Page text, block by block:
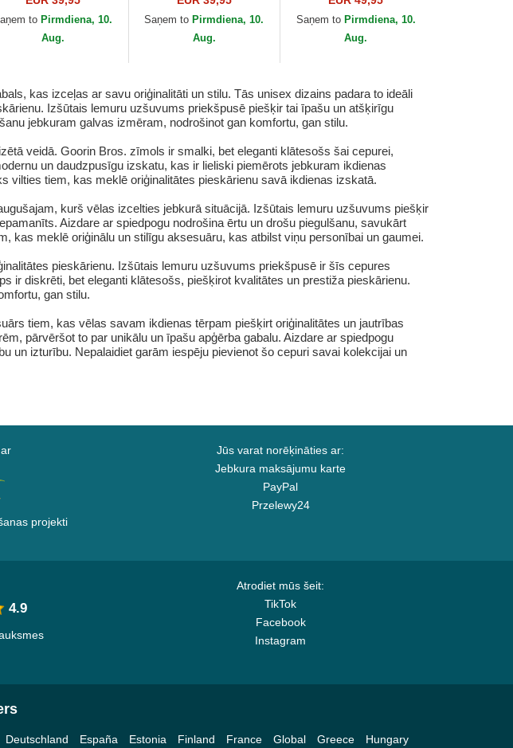
Bros.
to Pirmdiena, 10.
Aug.
Goorin Bros.
Saņem to Pirmdiena, 10.
Aug.
no Goorin Bros.
Saņem to Pirmdiena, 10.
Aug.
kas izceļas ar savu oriģinalitāti un stilu. Tās unisex dizains padara to ideāli
Izšūtais lemuru uzšuvums priekšpusē piešķir tai īpašu un atšķirīgu
jebkuram galvas izmēram, nodrošinot gan komfortu, gan stilu.
veidā. Goorin Bros. zīmols ir smalki, bet eleganti klātesošs šai cepurei,
un daudzpusīgu izskatu, kas ir lieliski piemērots jebkuram ikdienas
vilties tiem, kas meklē oriģinalitātes pieskārienu savā ikdienas izskatā.
kurš vēlas izcelties jebkurā situācijā. Izšūtais lemuru uzšuvums piešķir
Aizdare ar spiedpogu nodrošina ērtu un drošu piegulšanu, savukārt
kas meklē oriģinālu un stilīgu aksesuāru, kas atbilst viņu personībai un gaumei.
pieskārienu. Izšūtais lemuru uzšuvums priekšpusē ir šīs cepures
ir diskrēti, bet eleganti klātesošs, piešķirot kvalitātes un prestiža pieskārienu.
gan stilu.
tiem, kas vēlas savam ikdienas tērpam piešķirt oriģinalitātes un jautrības
pārvēršot to par unikālu un īpašu apģērba gabalu. Aizdare ar spiedpogu
un izturību. Nepalaidiet garām iespēju pievienot šo cepuri savai kolekcijai un
projekti
Jūs varat norēķināties ar:
Jebkura maksājumu karte
PayPal
Przelewy24
Atrodiet mūs šeit:
TikTok
Facebook
Instagram
4.9
Deutschland España Estonia Finland France Global Greece Hungary